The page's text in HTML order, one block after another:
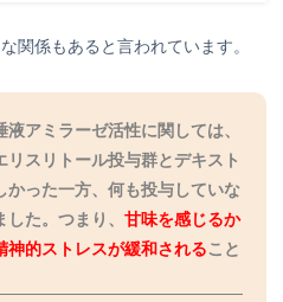
関係もあると言われています。
アミラーゼ活性に関しては、
スリトール投与群とデキスト
かった一方、何も投与していな
た。つまり、 甘味を感じるか
神的ストレスが緩和されること